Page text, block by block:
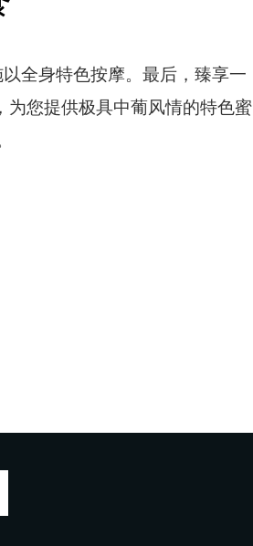
全身特色按摩。最后，臻享一
为您提供极具中葡风情的特色蜜